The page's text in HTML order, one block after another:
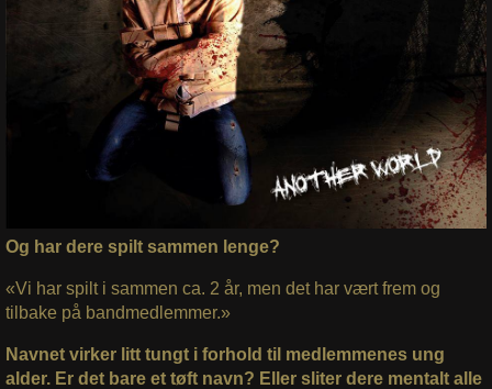
Og har dere spilt sammen lenge?
«Vi har spilt i sammen ca. 2 år, men det har vært frem og
tilbake på bandmedlemmer.»
Navnet virker litt tungt i forhold til medlemmenes ung
alder. Er det bare et tøft navn? Eller sliter dere mentalt alle